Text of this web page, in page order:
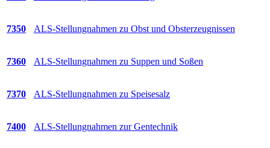
7350 ALS-Stellungnahmen zu Obst und Obsterzeugnissen
7360 ALS-Stellungnahmen zu Suppen und Soßen
7370 ALS-Stellungnahmen zu Speisesalz
7400 ALS-Stellungnahmen zur Gentechnik